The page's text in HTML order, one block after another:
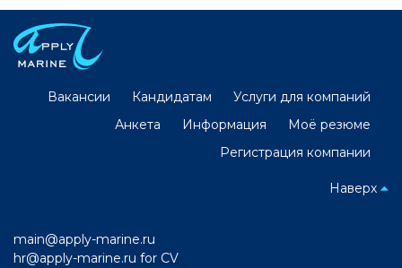
Вакансии Кандидатам
Услуги для компаний
Анкета
Информация
Моё резюме
Регистрация компании
Наверх
main@apply-marine.ru
hr@apply-marine.ru for CV